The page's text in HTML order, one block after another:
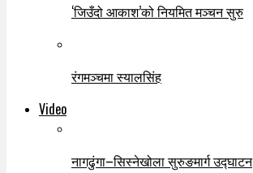
‘जिउँदो आकाश’को नियमित मञ्चन सुरु
रंगमञ्चमा स्यालसिंह
Video
नागढुंगा–सिस्नेखोला सुरुङमार्ग उद्घाटन